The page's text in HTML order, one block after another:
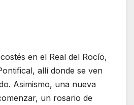
en el Real del Rocío,
allí donde se ven
Asimismo, una nueva
un rosario de